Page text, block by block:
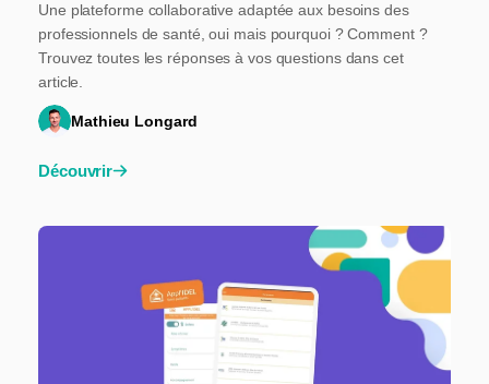
Une plateforme collaborative adaptée aux besoins des
professionnels de santé, oui mais pourquoi ? Comment ?
Trouvez toutes les réponses à vos questions dans cet
article.
Mathieu Longard
Découvrir